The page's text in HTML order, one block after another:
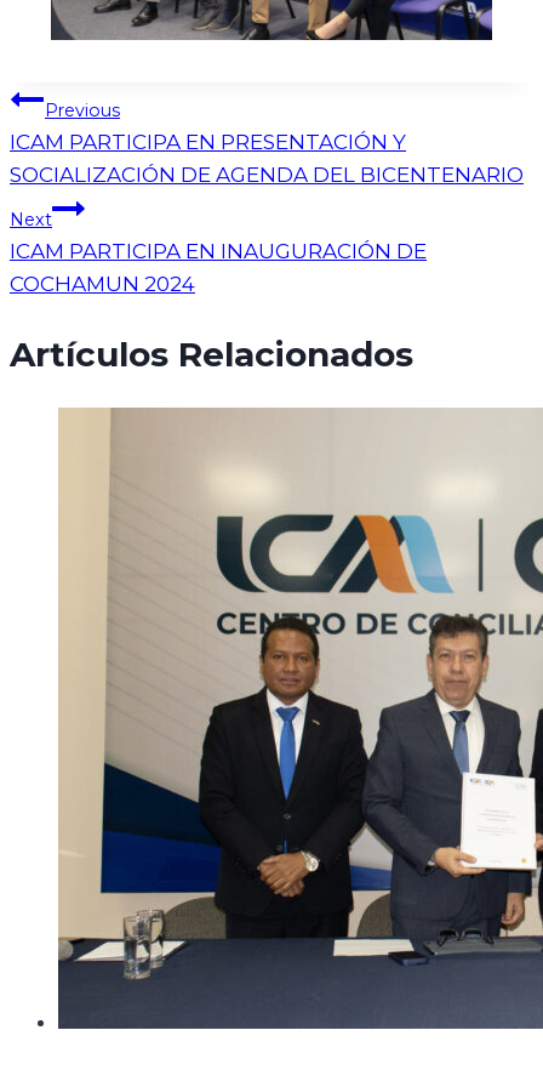
Previous
ICAM PARTICIPA EN PRESENTACIÓN Y
SOCIALIZACIÓN DE AGENDA DEL BICENTENARIO
Next
ICAM PARTICIPA EN INAUGURACIÓN DE
COCHAMUN 2024
Artículos Relacionados